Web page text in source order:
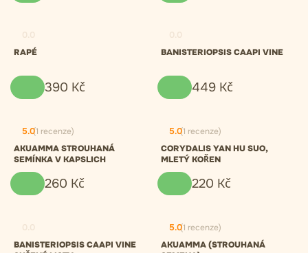
RAPÉ
390 Kč
BANISTERIOPSIS CAAPI VINE
449 Kč
5.0(1 recenze)
AKUAMMA STROUHANÁ
SEMÍNKA V KAPSLICH
260 Kč
5.0(1 recenze)
CORYDALIS YAN HU SUO,
MLETÝ KOŘEN
220 Kč
BANISTERIOPSIS CAAPI VINE
5.0(1 recenze)
AKUAMMA (STROUHANÁ